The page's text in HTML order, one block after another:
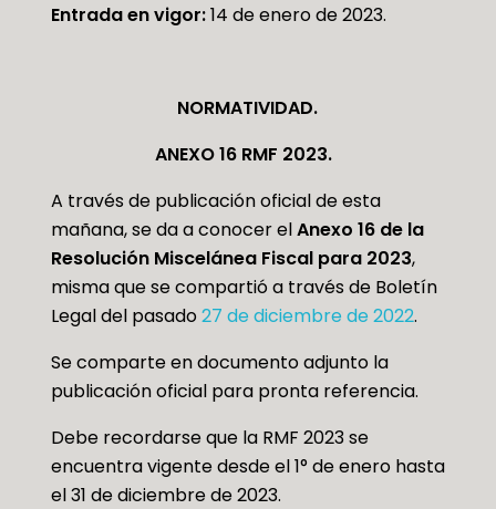
Entrada en vigor:14 de enero de 2023.
NORMATIVIDAD.
ANEXO 16 RMF 2023.
A través de publicación oficial de esta
mañana, se da a conocer elAnexo 16 de la
Resolución Miscelánea Fiscal para 2023,
misma que se compartió a través de Boletín
Legal del pasado27 de diciembre de 2022.
Se comparte en documento adjunto la
publicación oficial para pronta referencia.
Debe recordarse que la RMF 2023 se
encuentra vigente desde el 1° de enero hasta
el 31 de diciembre de 2023.